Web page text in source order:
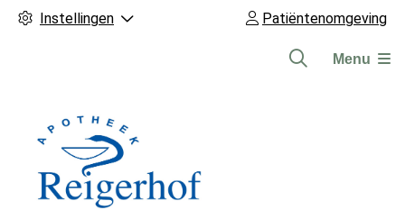
Instellingen Patiëntenomgeving
Menu